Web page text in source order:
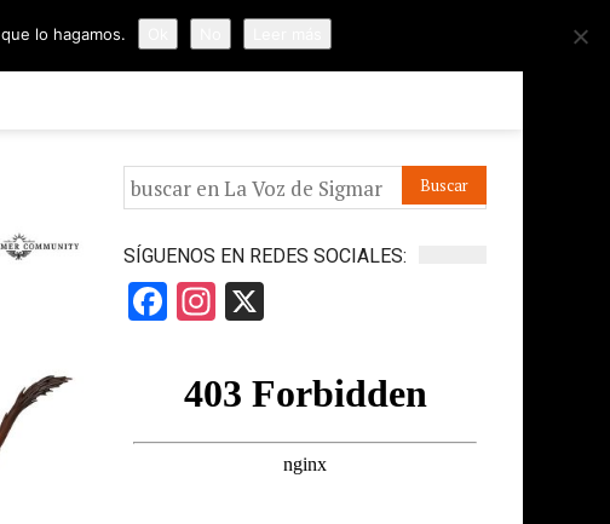
APÓYANOS IR A LA VOZ DE HORUS
SÍGUENOS EN REDES SOCIALES:
Facebook
Instagram
lo hagamos.